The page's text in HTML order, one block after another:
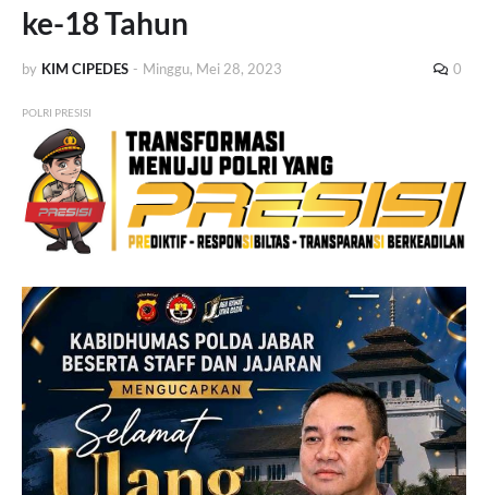
ke-18 Tahun
by KIM CIPEDES - Minggu, Mei 28, 2023 0
POLRI PRESISI